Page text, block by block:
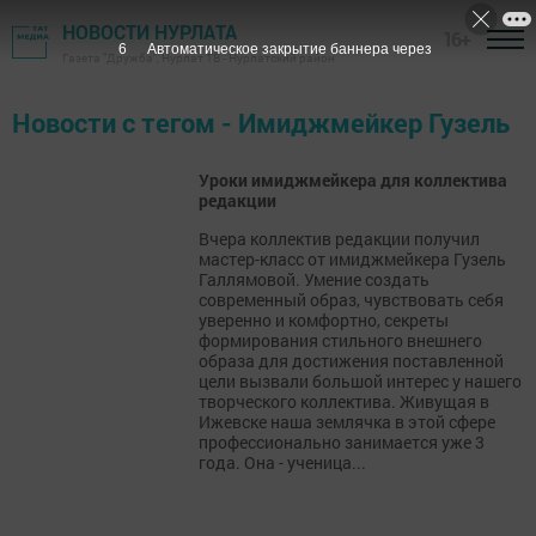
НОВОСТИ НУРЛАТА
Газета "Дружба", Нурлат ТВ - Нурлатский район
Новости с тегом - Имиджмейкер Гузель
Уроки имиджмейкера для коллектива
редакции
Вчера коллектив редакции получил
мастер-класс от имиджмейкера Гузель
Галлямовой. Умение создать
современный образ, чувствовать себя
уверенно и комфортно, секреты
формирования стильного внешнего
образа для достижения поставленной
цели вызвали большой интерес у нашего
творческого коллектива. Живущая в
Ижевске наша землячка в этой сфере
профессионально занимается уже 3
года. Она - ученица...
6 Автоматическое закрытие баннера через